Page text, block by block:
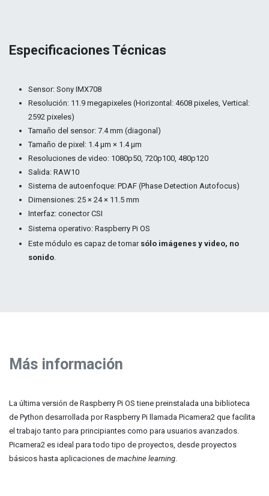
Especificaciones Técnicas
Sensor: Sony IMX708
Resolución: 11.9 megapixeles (Horizontal: 4608 pixeles, Vertical:
2592 pixeles)
Tamaño del sensor: 7.4 mm (diagonal)
Tamaño de pixel: 1.4 μm × 1.4 μm
Resoluciones de video: 1080p50, 720p100, 480p120
Salida: RAW10
Sistema de autoenfoque: PDAF (Phase Detection Autofocus)
Dimensiones: 25 × 24 × 11.5 mm
Interfaz: conector CSI
Sistema operativo: Raspberry Pi OS
Este módulo es capaz de tomar sólo imágenes y video, no
sonido.
Más información
La última versión de Raspberry Pi OS tiene preinstalada una biblioteca
de Python desarrollada por Raspberry Pi llamada Picamera2 que facilita
el trabajo tanto para principiantes como para usuarios avanzados.
Picamera2 es ideal para todo tipo de proyectos, desde proyectos
básicos hasta aplicaciones de machine learning.